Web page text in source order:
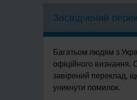
Засвідчений
Багатьом людям з
офіційного визнання.
завірений переклад,
уникнути помилок.